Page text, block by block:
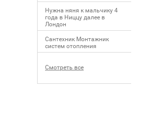
Нужна няня к мальчику 4
года в Ниццу далее в
Лондон
Сантехник Монтажник
систем отопления
Смотреть все